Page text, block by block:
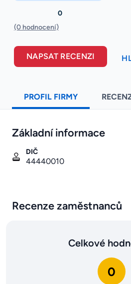
0
(0 hodnocení)
NAPSAT RECENZI
PROFIL FIRMY
Základní informace
DIČ
44440010
Recenze zaměstnanců
Celkové
0